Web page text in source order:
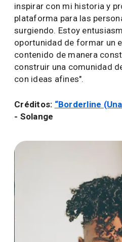
inspirar con mi historia y
plataforma para las
surgiendo. Estoy
oportunidad de formar un
contenido de manera
construir una comunidad
con ideas afines".
Créditos: “Borderline
- Solange